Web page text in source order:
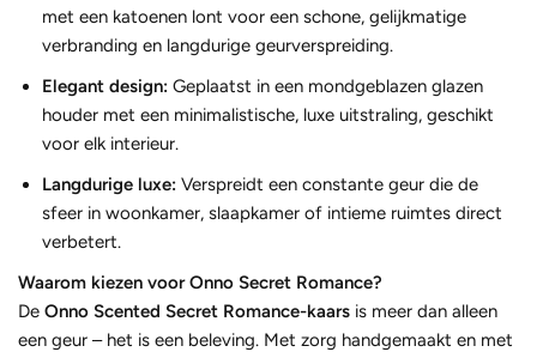
met een katoenen lont voor een schone, gelijkmatige
verbranding en langdurige geurverspreiding.
Elegant design: Geplaatst in een mondgeblazen glazen
houder met een minimalistische, luxe uitstraling, geschikt
voor elk interieur.
Langdurige luxe: Verspreidt een constante geur die de
sfeer in woonkamer, slaapkamer of intieme ruimtes direct
verbetert.
Waarom kiezen voor Onno Secret Romance?
DeOnno Scented Secret Romance-kaars is meer dan alleen
een geur – het is een beleving. Met zorg handgemaakt en met